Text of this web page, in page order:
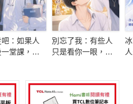
高高在上，但這一次，被某個沒良心
定逆襲，讓他知道什麼叫做第二名的
：如果人
堂課，是
惜的答
別忘了我：有些人
只是看你一眼，卻